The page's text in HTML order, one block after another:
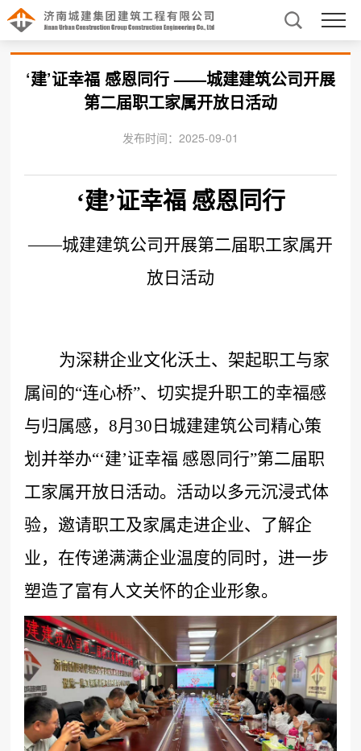
‘建’证幸福 感恩同行 ——城建建筑公司开展
第二届职工家属开放日活动
发布时间：2025-09-01
‘建’证幸福 感恩同行
——城建建筑公司开展第二届职工家属开
放日活动
为深耕企业文化沃土、架起职工与家
属间的“连心桥”、切实提升职工的幸福感
与归属感，8月30日 城建建筑公司精心策
划并举办“‘建’证幸福 感恩同行”第二届职
工家属开放日活动。活动以多元沉浸式体
验，邀请职工及家属走进企业、了解企
业，在传递满满企业温度的同时，进一步
塑造了富有人文关怀的企业形象。